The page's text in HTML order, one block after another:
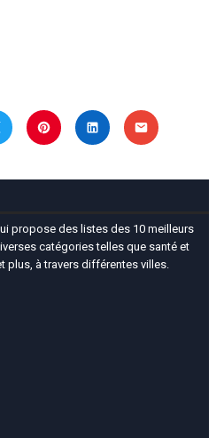
propose des listes des 10 meilleurs
catégories telles que santé et
plus, à travers différentes villes.